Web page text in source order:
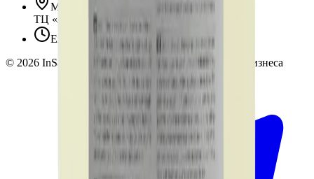
Москва, Люблинская ул., 153.
ТЦ «Люблю Молл», -1 уровень
Ежедневно 10:00 — 19:00
© 2026 InSafe.ru — Товары и технологии для автобизнеса